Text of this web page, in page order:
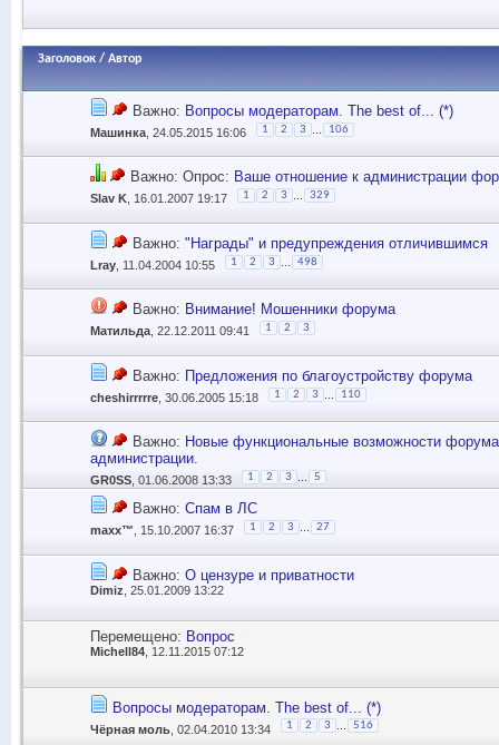
Заголовок / Автор
Важно: Вопросы модераторам. The best of... (*)
Машинка , 24.05.2015 16:06 1 2 3 106
Важно: Опрос: Ваше отношение к администрации
Slav K , 16.01.2007 19:17 1 2 3 329
Важно: "Награды" и предупреждения отличившимся
Lray , 11.04.2004 10:55 1 2 3 498
Важно: Внимание! Мошенники форума
Матильда , 22.12.2011 09:41 1 2 3
Важно: Предложения по благоустройству форума
cheshirrrrre , 30.06.2005 15:18 1 2 3 110
Важно: Новые функциональные возможности
администрации.
GR0SS , 01.06.2008 13:33 1 2 3 5
Важно: Спам в ЛС
maxx™ , 15.10.2007 16:37 1 2 3 27
Важно: О цензуре и приватности
Dimiz , 25.01.2009 13:22
Перемещено: Вопрос
Michell84 , 12.11.2015 07:12
Вопросы модераторам. The best of... (*)
Чёрная моль , 02.04.2010 13:34 1 2 3 516